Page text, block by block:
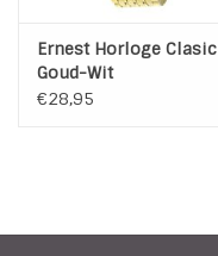
Ernest Horloge Clasic
Goud-Wit
€28,95